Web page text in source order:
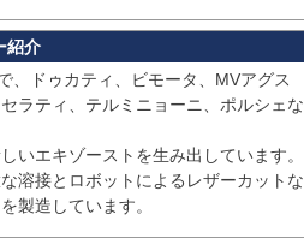
、ドゥカティ、ビモータ、MVアグス
ラティ、テルミニョーニ、ポルシェな
いエキゾーストを生み出しています。
溶接とロボットによるレザーカットな
製造しています。